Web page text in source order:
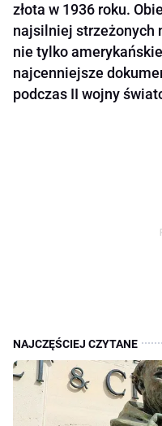
złota w 1936 roku.
najsilniej strzeżonych
nie tylko
najcenniejsze
podczas II wojny